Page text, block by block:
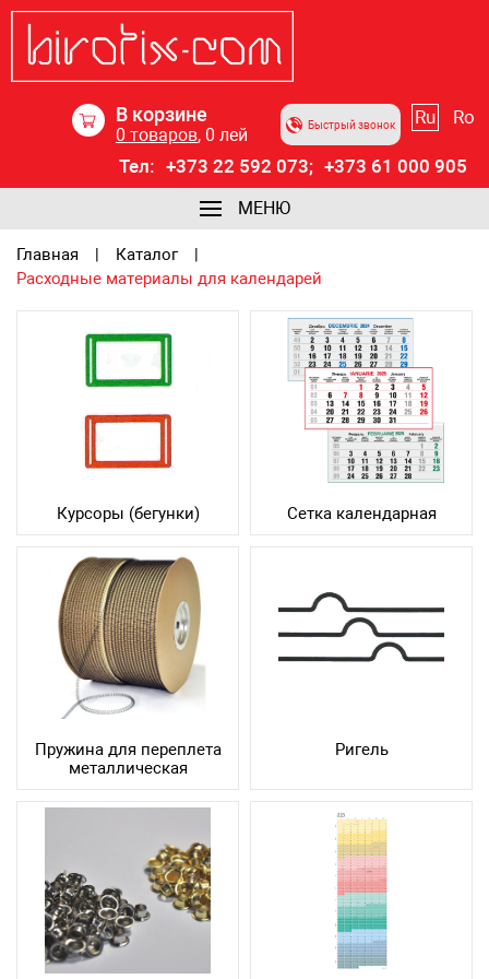
В корзине
0 товаров, 0 лей Быстрый звонок Ru Ro
Тел: +373 22 592 073; +373 61 000 905
МЕНЮ
Главная
Каталог
Расходные материалы для календарей
Курсоры (бегунки) Сетка календарная
Пружина для переплета
металлическая
Ригель